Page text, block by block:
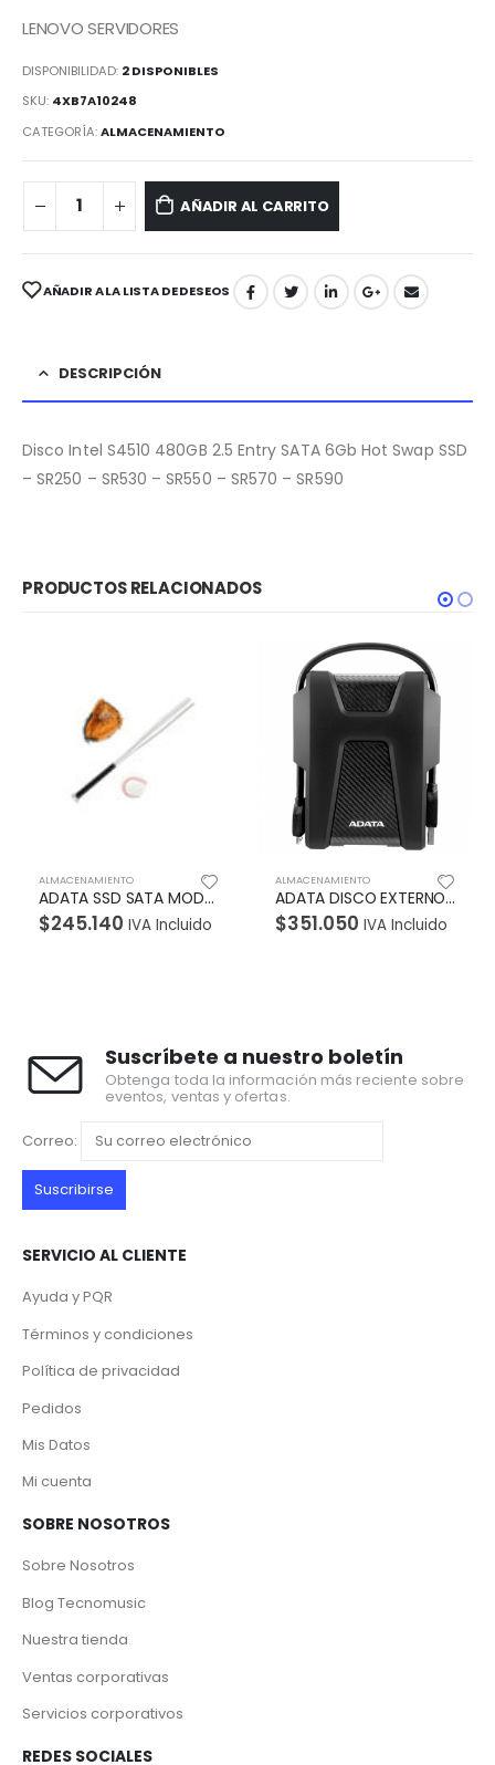
LENOVO SERVIDORES
DISPONIBILIDAD: 2 DISPONIBLES
SKU: 4XB7A10248
CATEGORÍA:ALMACENAMIENTO
AÑADIR AL CARRITO
AÑADIR A LA LISTA DE DESEOS
DESCRIPCIÓN
Disco Intel S4510 480GB 2.5 Entry SATA 6Gb Hot Swap SSD
– SR250 – SR530 – SR550 – SR570 – SR590
PRODUCTOS RELACIONADOS
ALMACENAMIENTO
$351.050 IVA Incluido
ALMACENAMIENTO
$249.900 IVA Incluido
Suscríbete a nuestro boletín
Obtenga toda la información más reciente sobre
eventos, ventas y ofertas.
Correo:
SERVICIO AL CLIENTE
Ayuda y PQR
Términos y condiciones
Política de privacidad
Pedidos
Mis Datos
Mi cuenta
SOBRE NOSOTROS
Sobre Nosotros
Blog Tecnomusic
Nuestra tienda
Ventas corporativas
Servicios corporativos
REDES SOCIALES